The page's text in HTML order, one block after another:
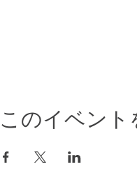
このイベン